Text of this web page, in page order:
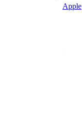
Apple